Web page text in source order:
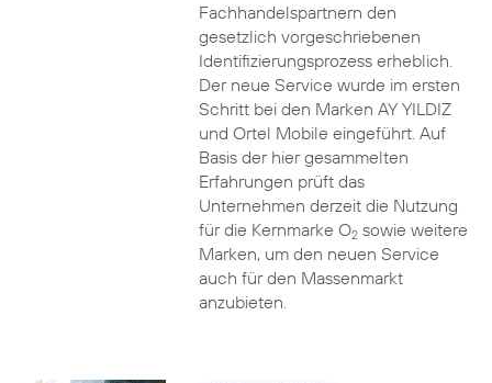
Fachhandelspartnern den
gesetzlich vorgeschriebenen
Identifizierungsprozess erheblich.
Der neue Service wurde im ersten
Schritt bei den Marken AY YILDIZ
und Ortel Mobile eingeführt. Auf
Basis der hier gesammelten
Erfahrungen prüft das
Unternehmen derzeit die Nutzung
für die Kernmarke O2sowie weitere
Marken, um den neuen Service
auch für den Massenmarkt
anzubieten.